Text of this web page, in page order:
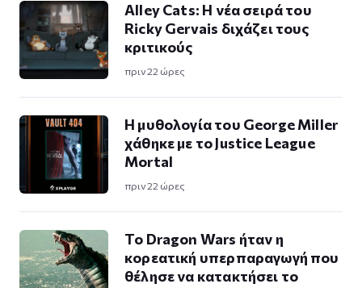
Alley Cats: Η νέα σειρά του
Ricky Gervais διχάζει τους
κριτικούς
πριν 22 ώρες
Η μυθολογία του George Miller
χάθηκε με το Justice League
Mortal
πριν 22 ώρες
Το Dragon Wars ήταν η
κορεατική υπερπαραγωγή που
θέλησε να κατακτήσει το